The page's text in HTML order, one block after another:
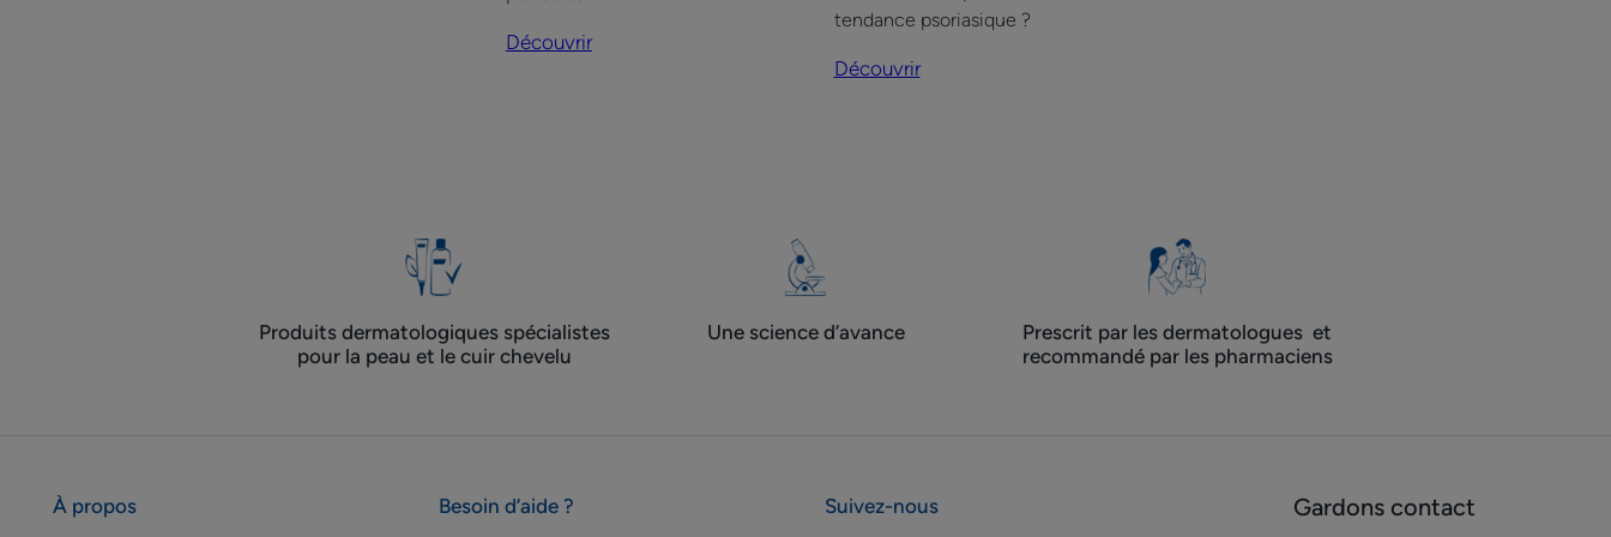
s-
Découvrir
s-
o
tendance psoriasique ?
Découvrir
Produits dermatologiques spécialistes
pour la peau et le cuir chevelu
Une science d’avance
Prescrit par les dermatologues ​ et
recommandé par les pharmaciens
Gardons contact
À propos Besoin d’aide ? Suivez-nous